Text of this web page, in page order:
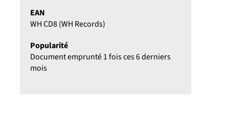
EAN
WH CD8 (WH Records)
Popularité
Document emprunté 1 fois ces 6 derniers
mois